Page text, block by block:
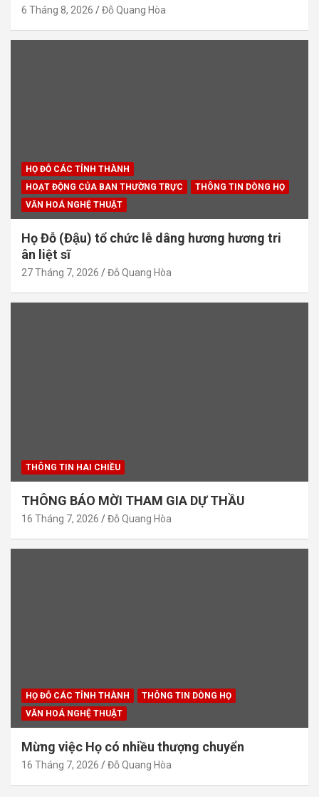
6 Tháng 8, 2026 Đỗ Quang Hòa
HỌ ĐỖ CÁC TỈNH THÀNH
HOẠT ĐỘNG CỦA BAN THƯỜNG TRỰC
THÔNG TIN DÒNG HỌ
VĂN HOÁ NGHỆ THUẬT
Họ Đỗ (Đậu) tổ chức lễ dâng hương hương tri
ân liệt sĩ
27 Tháng 7, 2026 Đỗ Quang Hòa
THÔNG TIN HAI CHIỀU
THÔNG BÁO MỜI THAM GIA DỰ THẦU
16 Tháng 7, 2026 Đỗ Quang Hòa
HỌ ĐỖ CÁC TỈNH THÀNH
THÔNG TIN DÒNG HỌ
VĂN HOÁ NGHỆ THUẬT
Mừng việc Họ có nhiều thượng chuyển
16 Tháng 7, 2026 Đỗ Quang Hòa